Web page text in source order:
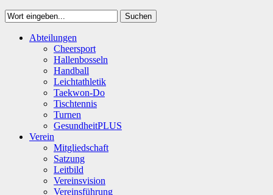
Suchen
SuchenAbteilungen
Cheersport
Hallenbosseln
Handball
Leichtathletik
Taekwon-Do
Tischtennis
Turnen
GesundheitPLUS
Verein
Mitgliedschaft
Satzung
Leitbild
Vereinsvision
Vereinsführung